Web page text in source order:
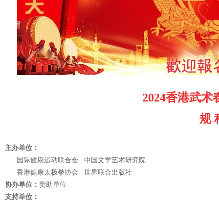
2024香港武术
规
主办单位：
国际健康运动联合会
中国文学艺术研究院
香港健康太极拳协会 世界联合出版社
协办单位： 赞助单位
支持单位：